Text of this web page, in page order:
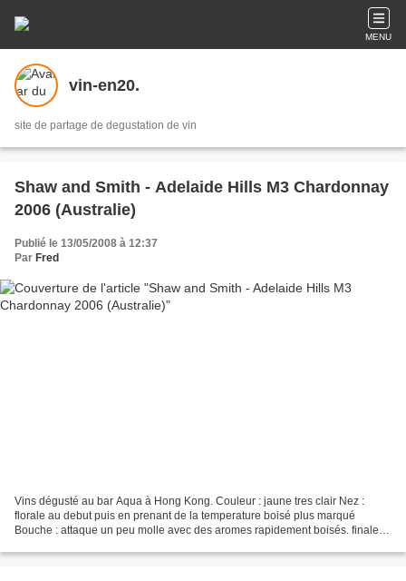
MENU
vin-en20.
site de partage de degustation de vin
Shaw and Smith - Adelaide Hills M3 Chardonnay
2006 (Australie)
Publié le 13/05/2008 à 12:37
Par Fred
Vins dégusté au bar Aqua à Hong Kong. Couleur : jaune tres clair Nez :
florale au debut puis en prenant de la temperature boisé plus marqué
Bouche : attaque un peu molle avec des aromes rapidement boisés. finale